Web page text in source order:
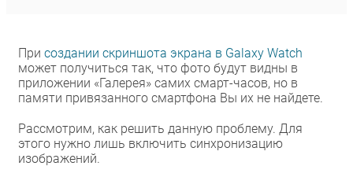
При создании скриншота экрана в Galaxy Watch
может получиться так, что фото будут видны в
приложении «Галерея» самих смарт-часов, но в
памяти привязанного смартфона Вы их не найдете.
Рассмотрим, как решить данную проблему. Для
этого нужно лишь включить синхронизацию
изображений.